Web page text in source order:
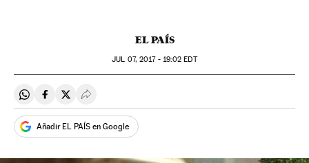
EL PAÍS
JUL 07, 2017 - 19:02 EDT
Compartir en Whatsapp
Compartir en Facebook
Compartir en Twitter
Desplegar Redes Sociales
Añadir EL PAÍS en Google